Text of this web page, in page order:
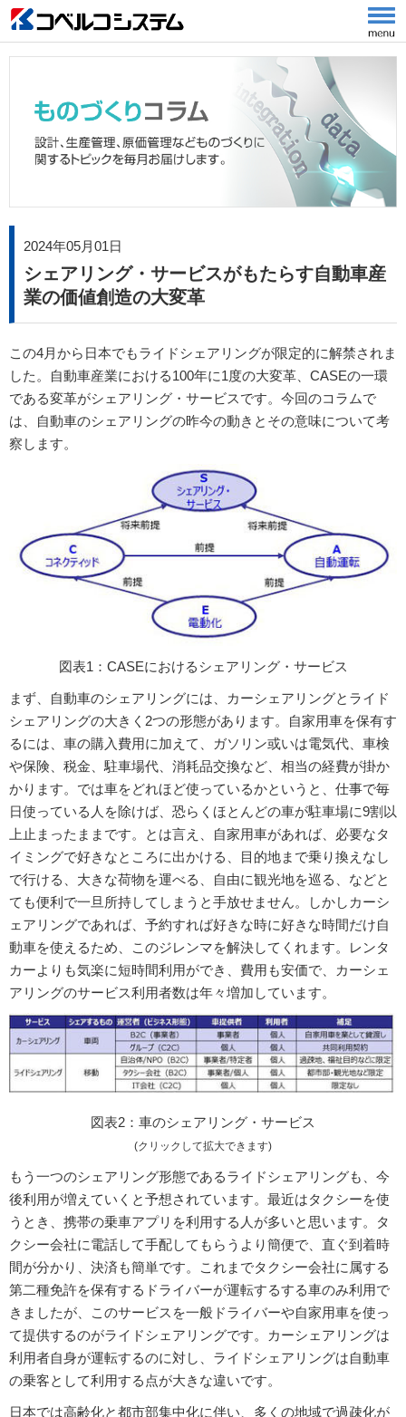
2024年05月01日
シェアリング・サービスがもたらす自動車産
業の価値創造の大変革
この4月から日本でもライドシェアリングが限定的に解禁されま
した。自動車産業における100年に1度の大変革、CASEの一環
である変革がシェアリング・サービスです。今回のコラムで
は、自動車のシェアリングの昨今の動きとその意味について考
察します。
図表1：CASEにおけるシェアリング・サービス
まず、自動車のシェアリングには、カーシェアリングとライド
シェアリングの大きく2つの形態があります。自家用車を保有す
るには、車の購入費用に加えて、ガソリン或いは電気代、車検
や保険、税金、駐車場代、消耗品交換など、相当の経費が掛か
かります。では車をどれほど使っているかというと、仕事で毎
日使っている人を除けば、恐らくほとんどの車が駐車場に9割以
上止まったままです。とは言え、自家用車があれば、必要なタ
イミングで好きなところに出かける、目的地まで乗り換えなし
で行ける、大きな荷物を運べる、自由に観光地を巡る、などと
ても便利で一旦所持してしまうと手放せません。しかしカーシ
ェアリングであれば、予約すれば好きな時に好きな時間だけ自
動車を使えるため、このジレンマを解決してくれます。レンタ
カーよりも気楽に短時間利用ができ、費用も安価で、カーシェ
アリングのサービス利用者数は年々増加しています。
図表2：車のシェアリング・サービス
(クリックして拡大できます)
もう一つのシェアリング形態であるライドシェアリングも、今
後利用が増えていくと予想されています。最近はタクシーを使
うとき、携帯の乗車アプリを利用する人が多いと思います。タ
クシー会社に電話して手配してもらうより簡便で、直ぐ到着時
間が分かり、決済も簡単です。これまでタクシー会社に属する
第二種免許を保有するドライバーが運転するする車のみ利用で
きましたが、このサービスを一般ドライバーや自家用車を使っ
て提供するのがライドシェアリングです。カーシェアリングは
利用者自身が運転するのに対し、ライドシェアリングは自動車
の乗客として利用する点が大きな違いです。
日本では高齢化と都市部集中化に伴い、多くの地域で過疎化が